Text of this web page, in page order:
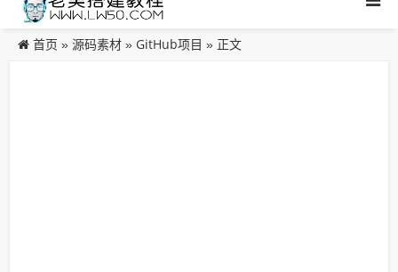
首页 » 源码素材 » GitHub项目 » 正文